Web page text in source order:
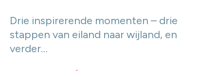
Drie inspirerende momenten – drie
stappen van eiland naar wijland, en
verder…